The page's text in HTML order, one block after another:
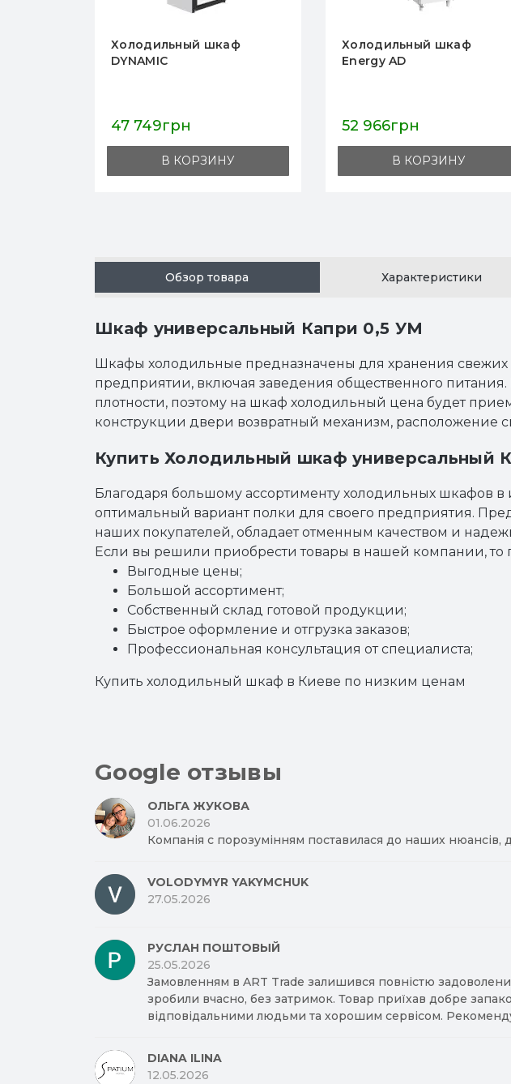
Холодильный шкаф
52 966грн
В КОРЗИНУ
Холодильный
AFP-1602, 1400 л,
1388×826×2008
кухни
119 691грн
В
Обзор товара Характеристики
Шкаф универсальный Капри 0,5 УМ
Шкафы холодильные предназначены для хранения свежих
предприятии, включая заведения общественного
плотности, поэтому на шкаф холодильный цена будет
конструкции двери возвратный механизм, расположение
Купить Холодильный шкаф универсальный
Благодаря большому ассортименту холодильных шкафов в
оптимальный вариант полки для своего предприятия.
наших покупателей, обладает отменным качеством и
Если вы решили приобрести товары в нашей компании, то
Выгодные цены;
Большой ассортимент;
Собственный склад готовой продукции;
Быстрое оформление и отгрузка заказов;
Профессиональная консультация от специалиста;
Купить холодильный шкаф в Киеве по низким ценам
Google отзывы
ОЛЬГА ЖУКОВА
01.06.2026
Компанія с порозумінням поставилася до наших нюансів,
VOLODYMYR YAKYMCHUK
27.05.2026
РУСЛАН ПОШТОВЫЙ
25.05.2026
Замовленням в ART Trade залишився повністю
зробили вчасно, без затримок. Товар приїхав добре
відповідальними людьми та хорошим сервісом.
DIANA ILINA
12.05.2026